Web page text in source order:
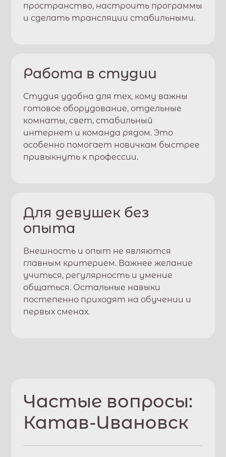
пространство, настроить программы
и сделать трансляции стабильными.
Работа в студии
Студия удобна для тех, кому важны
готовое оборудование, отдельные
комнаты, свет, стабильный
интернет и команда рядом. Это
особенно помогает новичкам быстрее
привыкнуть к профессии.
Для девушек без
опыта
Внешность и опыт не являются
главным критерием. Важнее желание
учиться, регулярность и умение
общаться. Остальные навыки
постепенно приходят на обучении и
первых сменах.
Частые вопросы:
Катав-Ивановск